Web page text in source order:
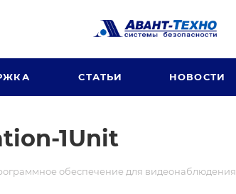
СТАТЬИ НОВОСТИ
1Unit
обеспечение для видеонаблюдения